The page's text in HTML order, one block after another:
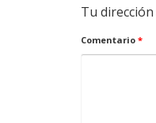
Tu
Comentario *